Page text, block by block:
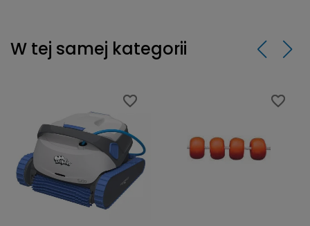
W tej samej kategorii
favorite_border
favorite_border favorite_border
favorite_border